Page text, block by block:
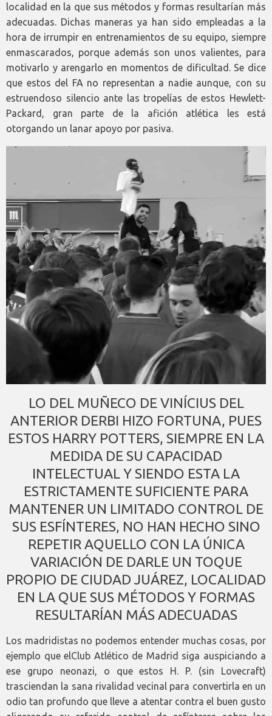
localidad en la que sus métodos y formas resultarían más
adecuadas. Dichas maneras ya han sido empleadas a la
hora de irrumpir en entrenamientos de su equipo, siempre
enmascarados, porque además son unos valientes, para
motivarlo y arengarlo en momentos de dificultad. Se dice
que estos del FA no representan a nadie aunque, con su
estruendoso silencio ante las tropelías de estos Hewlett-
Packard, gran parte de la afición atlética les está
otorgando un lanar apoyo por pasiva.
LO DEL MUÑECO DE VINÍCIUS DEL
ANTERIOR DERBI HIZO FORTUNA, PUES
ESTOS HARRY POTTERS, SIEMPRE EN LA
MEDIDA DE SU CAPACIDAD
INTELECTUAL Y SIENDO ESTA LA
ESTRICTAMENTE SUFICIENTE PARA
MANTENER UN LIMITADO CONTROL DE
SUS ESFÍNTERES, NO HAN HECHO SINO
REPETIR AQUELLO CON LA ÚNICA
VARIACIÓN DE DARLE UN TOQUE
PROPIO DE CIUDAD JUÁREZ, LOCALIDAD
EN LA QUE SUS MÉTODOS Y FORMAS
RESULTARÍAN MÁS ADECUADAS
Los madridistas no podemos entender muchas cosas, por
ejemplo que elClub Atlético de Madrid siga auspiciando a
ese grupo neonazi, o que estos H. P. (sin Lovecraft)
trasciendan la sana rivalidad vecinal para convertirla en un
odio tan profundo que lleve a atentar contra el buen gusto